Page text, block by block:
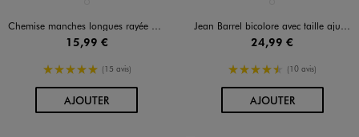
Chemise manches longues rayée en coton fille
15,99 €
5/5 de moyenne
(15 avis)
AJOUTERAU PANIER
Jean Barrel bicolore avec taille ajustable fille
24,99 €
4.5/5 de moyenne
(10 avis)
AJOUTERAU PANIER